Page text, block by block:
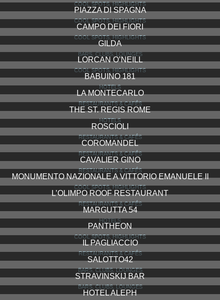
COOL SPOTS, HIGHLIGHTS
PIAZZA DI SPAGNA
COOL SPOTS, HIGHLIGHTS
CAMPO DEI FIORI
COOL SPOTS, HIGHLIGHTS
GILDA
BARS, CLUBS, LOUNGES
LORCAN O’NEILL
COOL SPOTS, HIGHLIGHTS
BABUINO 181
HOTELS
LA MONTECARLO
RESTAURANTS & CAFÉS
THE ST. REGIS ROME
HOTELS
ROSCIOLI
RESTAURANTS & CAFÉS
COROMANDEL
RESTAURANTS & CAFÉS
CAVALIER GINO
RESTAURANTS & CAFÉS
MONUMENTO NAZIONALE A VITTORIO EMANUELE II
COOL SPOTS, HIGHLIGHTS
L’OLIMPO ROOF RESTAURANT
RESTAURANTS & CAFÉS
MARGUTTA 54
HOTELS
PANTHEON
COOL SPOTS, HIGHLIGHTS
IL PAGLIACCIO
RESTAURANTS & CAFÉS
SALOTTO42
BARS, CLUBS, LOUNGES
STRAVINSKIJ BAR
BARS, CLUBS, LOUNGES
HOTEL ALEPH